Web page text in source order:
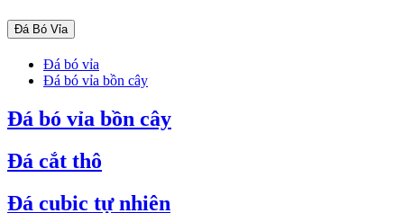
Đá Bó Vỉa
Đá bó vỉa
Đá bó vỉa bồn cây
Đá bó vỉa bồn cây
Đá cắt thô
Đá cubic tự nhiên